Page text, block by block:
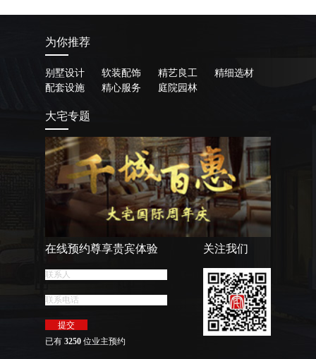
为你推荐
别墅设计 软装配饰 精艺良工
精细选材
配套设施
精心服务 庭院园林
大宅专题
在线预约尊享贵宾体验
已有 3250 位业主预约
关注我们